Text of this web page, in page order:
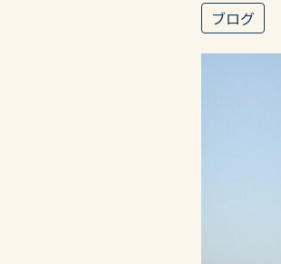
ブログ